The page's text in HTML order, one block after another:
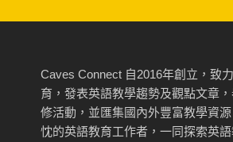
Caves Connect 自2016年創立，致
育，發表英語教學趨勢及觀點文章
修活動，並匯集國內外豐富教學資
忱的英語教育工作者，一同探索英